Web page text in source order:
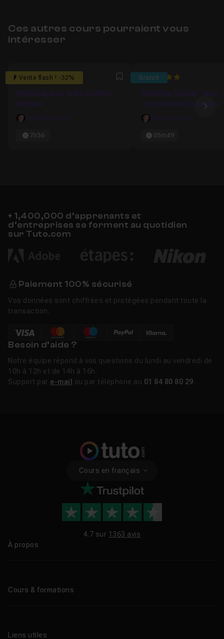
Ces autres cours pourraient vous
intéresser
Vente flash ! -32%
4.9090909090909 Favori
Sketchup pour la Décoration
Intérieur
Frédéric Lamy
7h36
Gratuit
5
Sketchup Gratuit : faire
correspondre la couleur
Frédéric Lamy
05m49
+ 1,400,000 d’apprenants et
d’entreprises se forment au quotidien
sur Tuto.com
Paiement 100% sécurisé
Vos données sont chiffrées et protégées pendant toute la
transaction.
Besoin d’aide ?
Notre équipe répond à vos questions du lundi au vendredi de
10h à 12h et de 14h à 16h.
Support par e-mail ou par téléphone au 01 84 80 80 29
Cours en français
4.7 sur 1363 avis
À propos
Cours & formations
Liens utiles